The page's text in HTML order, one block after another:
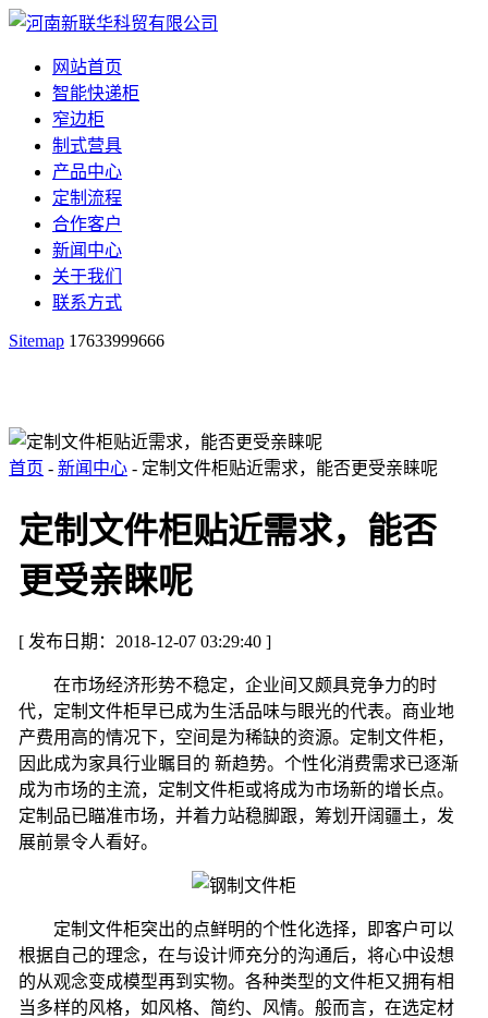
网站首页
智能快递柜
窄边柜
制式营具
产品中心
定制流程
合作客户
新闻中心
关于我们
联系方式
Sitemap 17633999666
首页 - 新闻中心 - 定制文件柜贴近需求，能否更受亲睐呢
定制文件柜贴近需求，能否
更受亲睐呢
[ 发布日期：2018-12-07 03:29:40 ]
在市场经济形势不稳定，企业间又颇具竞争力的时
代，定制文件柜早已成为生活品味与眼光的代表。商业地
产费用高的情况下，空间是为稀缺的资源。定制文件柜，
因此成为家具行业瞩目的 新趋势。个性化消费需求已逐渐
成为市场的主流，定制文件柜或将成为市场新的增长点。
定制品已瞄准市场，并着力站稳脚跟，筹划开阔疆土，发
展前景令人看好。
定制文件柜突出的点鲜明的个性化选择，即客户可以
根据自己的理念，在与设计师充分的沟通后，将心中设想
的从观念变成模型再到实物。各种类型的文件柜又拥有相
当多样的风格，如风格、简约、风情。般而言，在选定材